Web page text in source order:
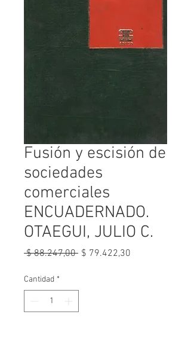
Fusión y escisión de
sociedades
comerciales
ENCUADERNADO.
OTAEGUI, JULIO C.
$ 88.247,00 Precio
$ 79.422,30
Cantidad *